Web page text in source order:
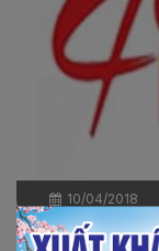
10/04/2018
ĐƠN HÀNG